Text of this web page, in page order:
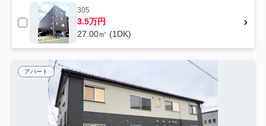
305
3.5万円
27.00㎡ (1DK)
アパート